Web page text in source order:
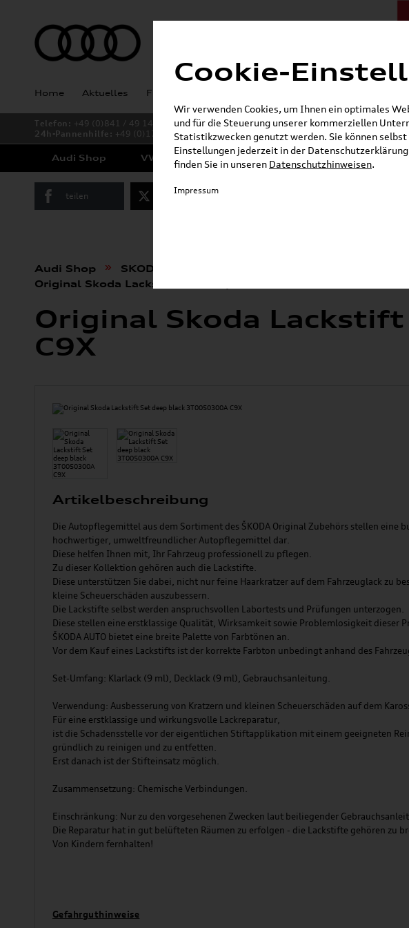
Home Aktuelles Fahrzeugankauf
Telefon: +49 (0)841 / 49 140
24h-Pannenhilfe: +49 (0)171 / 870 72 87
Audi Shop VW Shop Cupra Shop Seat Shop
teilen Twitter
Audi Shop » SKODA Produkte
Original Skoda Lackstift Set deep black 3T0050300A C9X
Original Skoda
C9X
Artikelbeschreibung
Die Autopflegemittel aus dem Sortiment des ŠKODA Original Zubehörs stellen eine
hochwertiger, umweltfreundlicher Autopflegemittel dar.
Diese helfen Ihnen mit, Ihr Fahrzeug professionell zu pflegen.
Zu dieser Kollektion gehören auch die Lackstifte.
Diese unterstützen Sie dabei, nicht nur feine Haarkratzer auf dem Fahrzeuglack zu
kleine Scheuerschäden auszubessern.
Die Lackstifte selbst werden anspruchsvollen Labortests und Prüfungen unterzogen.
Diese stellen eine erstklassige Qualität, Wirksamkeit sowie Problemlosigkeit dieser
ŠKODA AUTO bietet eine breite Palette von Farbtönen an.
Vor dem Kauf eines Lackstifts ist der korrekte Farbton unbedingt anhand des
Set-Umfang: Klarlack (9 ml), Decklack (9 ml), Gebrauchsanleitung.
Verwendung: Ausbesserung von Kratzern und kleinen Scheuerschäden auf dem
Für eine erstklassige und wirkungsvolle Lackreparatur,
ist die Schadensstelle vor der eigentlichen Stiftapplikation mit einem geeigneten
gründlich zu reinigen und zu entfetten.
Erst danach ist der Stifteinsatz möglich.
Zusammensetzung: Chemische Verbindungen.
Einschränkung: Nur zu den vorgesehenen Zwecken laut beiliegender
Die Reparatur hat in gut belüfteten Räumen zu erfolgen - die Lackstifte gehören zu
Von Kindern fernhalten!
Gefahrguthinweise
Cookie-
Wir verwenden Cookies, um Ihnen ein optimales
und für die Steuerung unserer kommerziellen
Statistikzwecken genutzt werden. Sie können
Einstellungen jederzeit in der
finden Sie in unseren Datenschutzhinweisen.
Impressum